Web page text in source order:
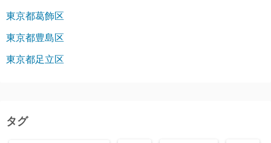
東京都葛飾区
東京都豊島区
東京都足立区
タグ